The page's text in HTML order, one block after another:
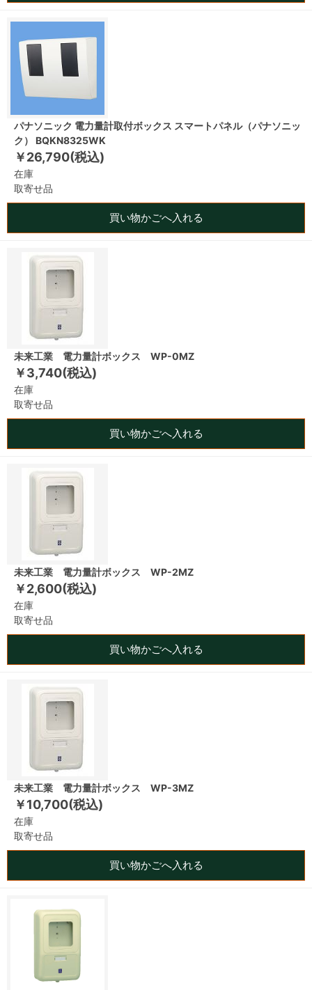
パナソニック 電力量計取付ボックス スマートパネル（パナソニッ
ク） BQKN8325WK
￥26,790(税込)
在庫
取寄せ品
買い物かごへ入れる
未来工業 電力量計ボックス WP-0MZ
￥3,740(税込)
在庫
取寄せ品
買い物かごへ入れる
未来工業 電力量計ボックス WP-2MZ
￥2,600(税込)
在庫
取寄せ品
買い物かごへ入れる
未来工業 電力量計ボックス WP-3MZ
￥10,700(税込)
在庫
取寄せ品
買い物かごへ入れる